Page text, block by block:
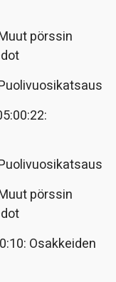
pörssin
pörssin
Osakkeiden